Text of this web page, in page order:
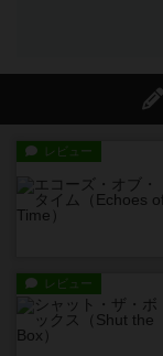
レビュー
レビュー